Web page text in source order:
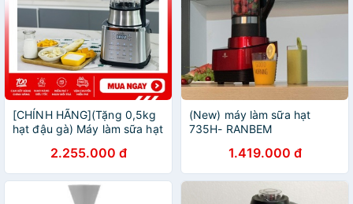
[CHÍNH HÃNG](Tặng 0,5kg
hạt đậu gà) Máy làm sữa hạt
siêu mịn thơm ngon
2.255.000 đ
(New) máy làm sữa hạt
735H- RANBEM
1.419.000 đ